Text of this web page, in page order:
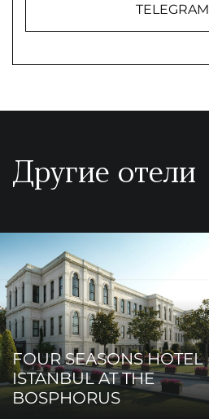
TELEGRAM
Другие отели
FOUR SEASONS HOTEL
ISTANBUL AT THE
BOSPHORUS